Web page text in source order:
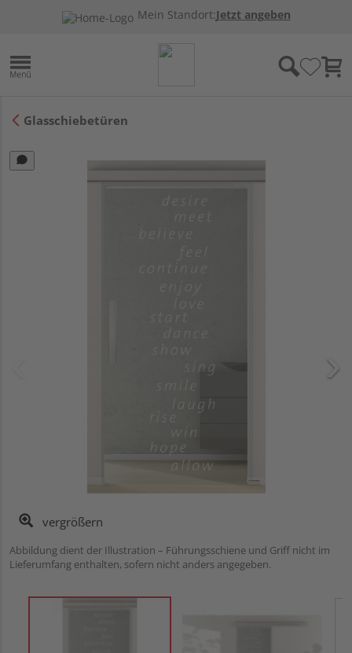
Mein Standort:Jetzt angeben
Glasschiebetüren
vergrößern
Abbildung dient der Illustration – Führungsschiene und Griff nicht im
Lieferumfang enthalten, sofern nicht anders angegeben.